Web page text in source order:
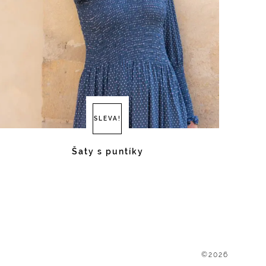
SLEVA!
Šaty s puntíky
©2026